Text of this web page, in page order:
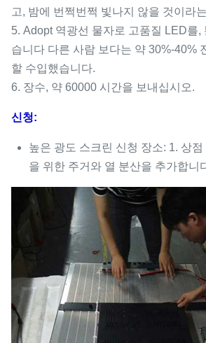
고, 밤에 번쩍번쩍 빛나지 않을 것이라
5. Adopt 역광선 물자로 고품질 LED를,
습니다 다른 사람 보다는 약 30%-40%
할 수입했습니다.
6. 장수, 약 60000 시간을 보내십시오.
신청:
높은 광도 스크린 신청 장소: 1. 상
을 위한 주거와 열 분산을 추가합니